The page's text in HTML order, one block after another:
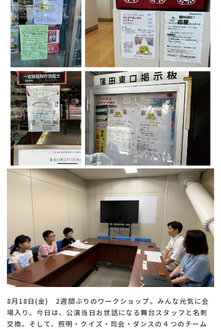
8月18日(金) 2週間ぶりのワークショップ。みんな元気に会
場入り。今日は、公演当日お世話になる舞台スタッフと名刺
交換。そして、照明・クイズ・司会・ダンスの４つのチーム